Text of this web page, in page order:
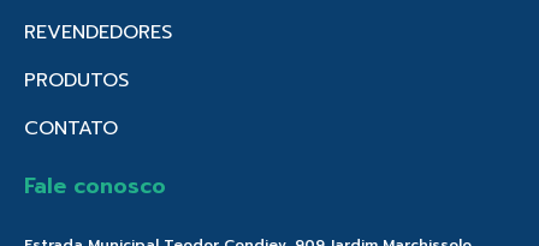
REVENDEDORES
PRODUTOS
CONTATO
Fale conosco